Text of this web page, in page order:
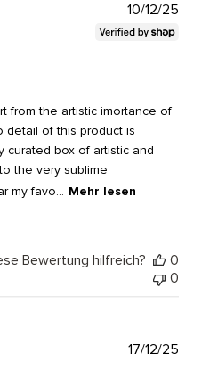
from the artistic imortance of
detail of this product is
curated box of artistic and
the very sublime
my favo... Mehr lesen
10/12/25
Bewertung hilfreich?
0
0
17/12/25